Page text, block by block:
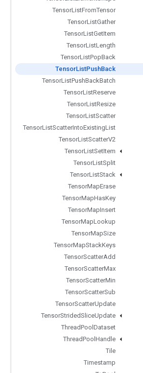
TensorListFromTensor
TensorListGather
TensorListGetItem
TensorListLength
TensorListPopBack
TensorListPushBack
TensorListPushBackBatch
TensorListReserve
TensorListResize
TensorListScatter
TensorListScatterIntoExistingList
TensorListScatterV2
TensorListSetItem
TensorListSplit
TensorListStack
TensorMapErase
TensorMapHasKey
TensorMapInsert
TensorMapLookup
TensorMapSize
TensorMapStackKeys
TensorScatterAdd
TensorScatterMax
TensorScatterMin
TensorScatterSub
TensorScatterUpdate
TensorStridedSliceUpdate
ThreadPool Dataset
ThreadPool Handle
Tile
Timestamp